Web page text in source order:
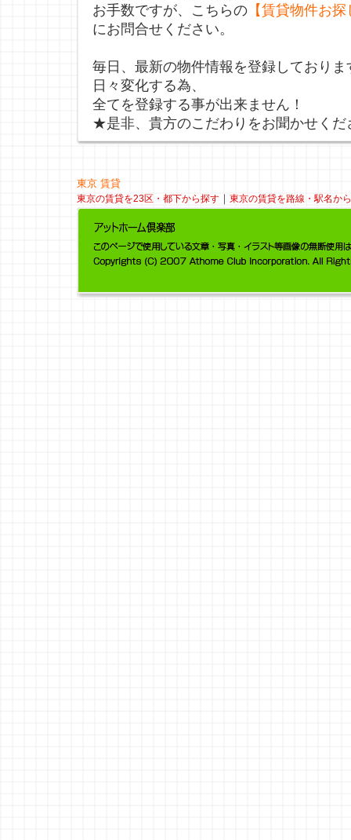
お手数ですが、こちらの【賃貸物件お探
にお問合せください。
毎日、最新の物件情報を登録しており
日々変化する為、
全てを登録する事が出来ません！
★是非、貴方のこだわりをお聞かせくだ
東京 賃貸
東京の賃貸を23区・都下から探す｜ 東京の賃貸を路線・駅名か